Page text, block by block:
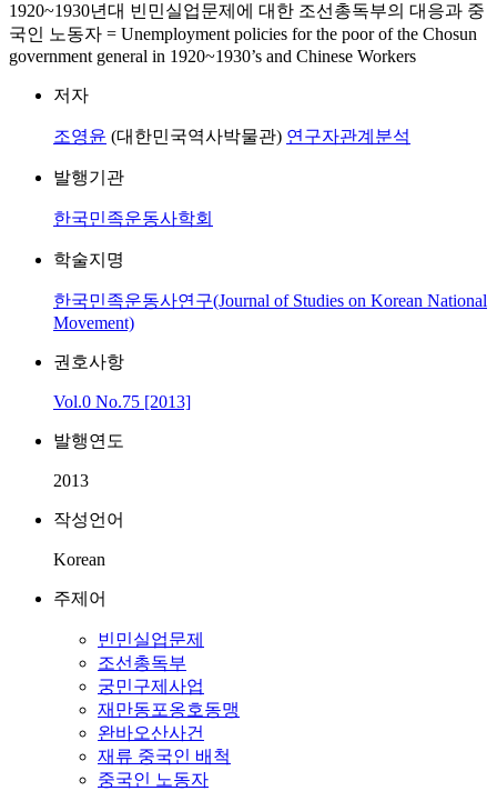
1920~1930년대 빈민실업문제에 대한 조선총독부의 대응과 중
국인 노동자 = Unemployment policies for the poor of the Chosun
government general in 1920~1930’s and Chinese Workers
저자
조영윤 (대한민국역사박물관) 연구자관계분석
발행기관
한국민족운동사학회
학술지명
한국민족운동사연구(Journal of Studies on Korean National
Movement)
권호사항
Vol.0 No.75 [2013]
발행연도
2013
작성언어
Korean
주제어
빈민실업문제
조선총독부
궁민구제사업
재만동포옹호동맹
완바오산사건
재류 중국인 배척
중국인 노동자